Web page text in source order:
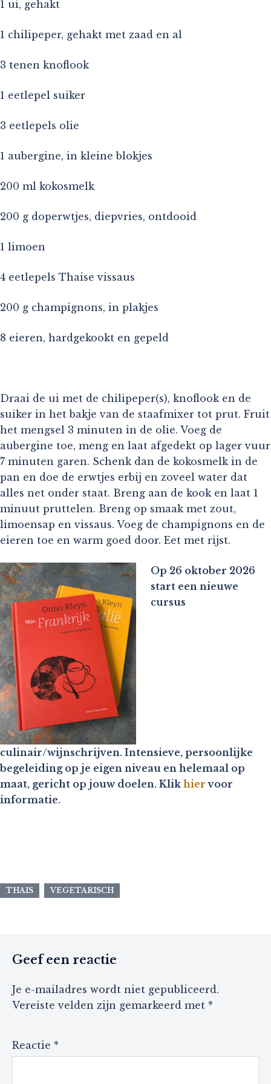
1 ui, gehakt
1 chilipeper, gehakt met zaad en al
3 tenen knoflook
1 eetlepel suiker
3 eetlepels olie
1 aubergine, in kleine blokjes
200 ml kokosmelk
200 g doperwtjes, diepvries, ontdooid
1 limoen
4 eetlepels Thaise vissaus
200 g champignons, in plakjes
8 eieren, hardgekookt en gepeld
Draai de ui met de chilipeper(s), knoflook en de
suiker in het bakje van de staafmixer tot prut. Fruit
het mengsel 3 minuten in de olie. Voeg de
aubergine toe, meng en laat afgedekt op lager vuur
7 minuten garen. Schenk dan de kokosmelk in de
pan en doe de erwtjes erbij en zoveel water dat
alles net onder staat. Breng aan de kook en laat 1
minuut pruttelen. Breng op smaak met zout,
limoensap en vissaus. Voeg de champignons en de
eieren toe en warm goed door. Eet met rijst.
Op 26 oktober 2026
start een nieuwe
cursus
culinair/wijnschrijven. Intensieve, persoonlijke
begeleiding op je eigen niveau en helemaal op
maat, gericht op jouw doelen. Klik hier voor
informatie.
THAIS VEGETARISCH
Geef een reactie
Je e-mailadres wordt niet gepubliceerd.
Vereiste velden zijn gemarkeerd met *
Reactie *